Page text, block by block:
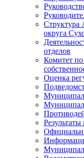
Структура
округа
отделов
Комитет
Оценка